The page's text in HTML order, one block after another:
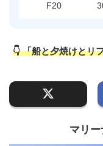
F20
👇 「船と夕焼けとリ
マリ